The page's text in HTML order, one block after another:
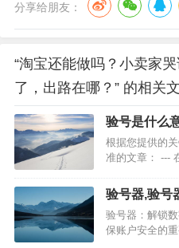
分享给朋友：
“淘宝还能做吗？小卖家
了，出路在哪？” 的相关
验号是什么
根据您提供的
准的文章： ---
面。那么，验
解答。 一、验
验证号码的意
技术，对…
验号器,验号
验号器：解锁
保账户安全的